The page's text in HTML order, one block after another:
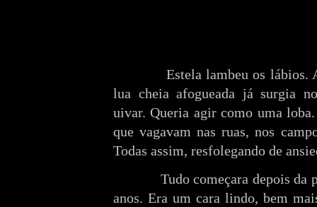
Estela lambeu os lábios.
lua cheia afogueada já surgia
uivar. Queria agir como uma
que vagavam nas ruas, nos
Todas assim, resfolegando de
Tudo começara depois da
anos. Era um cara lindo, bem